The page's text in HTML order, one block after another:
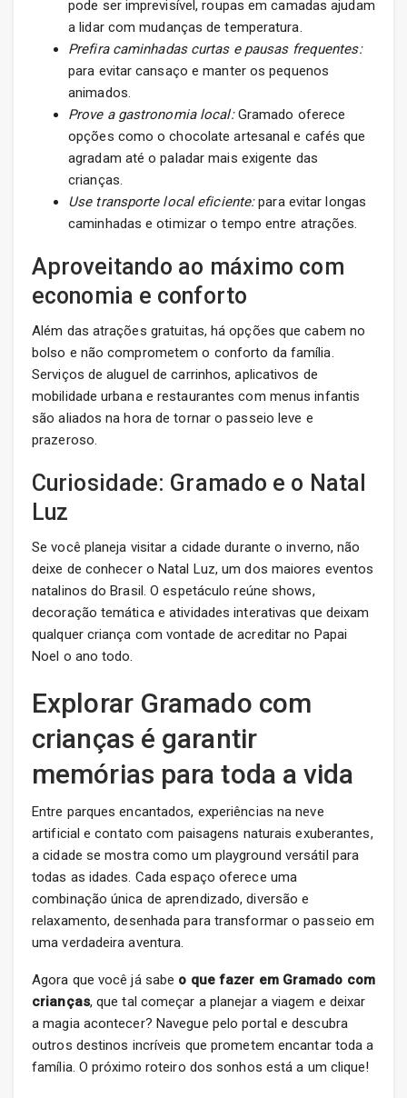
pode ser imprevisível, roupas em camadas ajudam
a lidar com mudanças de temperatura.
Prefira caminhadas curtas e pausas frequentes:
para evitar cansaço e manter os pequenos
animados.
Prove a gastronomia local:Gramado oferece
opções como o chocolate artesanal e cafés que
agradam até o paladar mais exigente das
crianças.
Use transporte local eficiente:para evitar longas
caminhadas e otimizar o tempo entre atrações.
Aproveitando ao máximo com
economia e conforto
Além das atrações gratuitas, há opções que cabem no
bolso e não comprometem o conforto da família.
Serviços de aluguel de carrinhos, aplicativos de
mobilidade urbana e restaurantes com menus infantis
são aliados na hora de tornar o passeio leve e
prazeroso.
Curiosidade: Gramado e o Natal
Luz
Se você planeja visitar a cidade durante o inverno, não
deixe de conhecer o Natal Luz, um dos maiores eventos
natalinos do Brasil. O espetáculo reúne shows,
decoração temática e atividades interativas que deixam
qualquer criança com vontade de acreditar no Papai
Noel o ano todo.
Explorar Gramado com
crianças é garantir
memórias para toda a vida
Entre parques encantados, experiências na neve
artificial e contato com paisagens naturais exuberantes,
a cidade se mostra como um playground versátil para
todas as idades. Cada espaço oferece uma
combinação única de aprendizado, diversão e
relaxamento, desenhada para transformar o passeio em
uma verdadeira aventura.
Agora que você já sabe o que fazer em Gramado com
crianças, que tal começar a planejar a viagem e deixar
a magia acontecer? Navegue pelo portal e descubra
outros destinos incríveis que prometem encantar toda a
família. O próximo roteiro dos sonhos está a um clique!